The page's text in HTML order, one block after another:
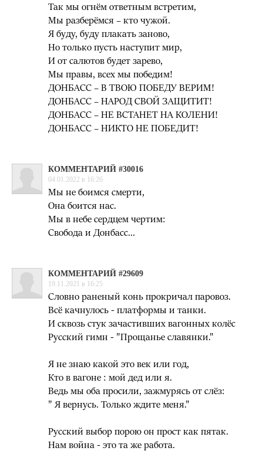
Так мы огнём ответным встретим,
Мы разберёмся – кто чужой.
Я буду, буду плакать заново,
Но только пусть наступит мир,
И от салютов будет зарево,
Мы правы, всех мы победим!
ДОНБАСС – В ТВОЮ ПОБЕДУ ВЕРИМ!
ДОНБАСС – НАРОД СВОЙ ЗАЩИТИТ!
ДОНБАСС – НЕ ВСТАНЕТ НА КОЛЕНИ!
ДОНБАСС – НИКТО НЕ ПОБЕДИТ!
КОММЕНТАРИЙ #30016
04.01.2022 в 16:26
Мы не боимся смерти,
Она боится нас.
Мы в небе сердцем чертим:
Свобода и Донбасс...
КОММЕНТАРИЙ #29609
19.11.2021 в 16:25
Словно раненый конь прокричал паровоз.
Всё качнулось - платформы и танки.
И сквозь стук зачастивших вагонных колёс
Русский гимн - "Прощанье славянки."
Я не знаю какой это век или год,
Кто в вагоне : мой дед или я.
Ведь мы оба просили, зажмурясь от слёз:
" Я вернусь. Только ждите меня."
Русский выбор порою он прост как пятак.
Нам война - это та же работа.